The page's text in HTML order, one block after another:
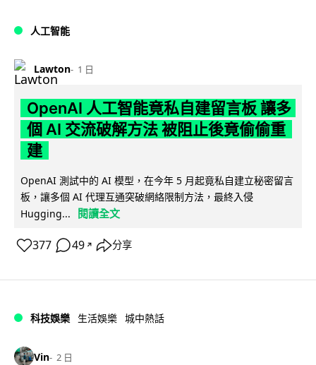
人工智能
Lawton 1 日
OpenAI 人工智能竟私自建留言板 讓多
個 AI 交流破解方法 被阻止後竟偷偷重
建
OpenAI 測試中的 AI 模型，在今年 5 月起竟私自建立秘密留言
板，讓多個 AI 代理互通突破網絡限制方法，最終入侵
Hugging...
閱讀全文
377 49 ↗ 分享
科技娛樂 生活娛樂 城中熱話
Vin 2 日